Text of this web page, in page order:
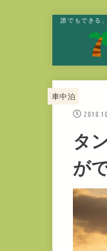
誰でもできる
車中泊
タ
が